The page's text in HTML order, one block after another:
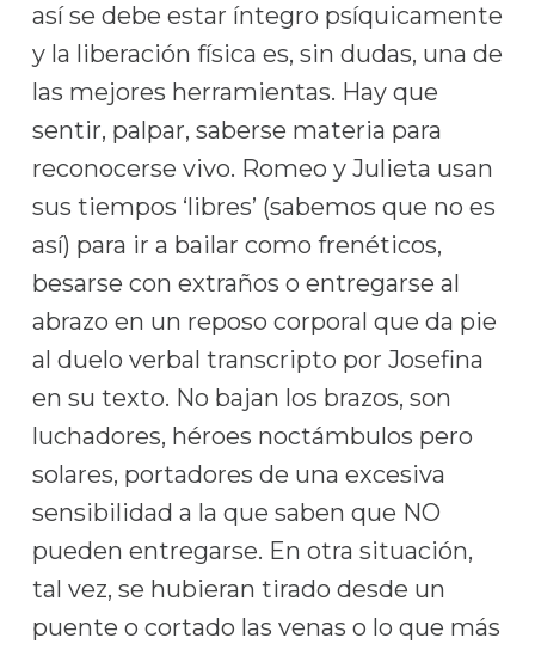
así se debe estar íntegro psíquicamente
y la liberación física es, sin dudas, una de
las mejores herramientas. Hay que
sentir, palpar, saberse materia para
reconocerse vivo. Romeo y Julieta usan
sus tiempos ‘libres’ (sabemos que no es
así) para ir a bailar como frenéticos,
besarse con extraños o entregarse al
abrazo en un reposo corporal que da pie
al duelo verbal transcripto por Josefina
en su texto. No bajan los brazos, son
luchadores, héroes noctámbulos pero
solares, portadores de una excesiva
sensibilidad a la que saben que NO
pueden entregarse. En otra situación,
tal vez, se hubieran tirado desde un
puente o cortado las venas o lo que más